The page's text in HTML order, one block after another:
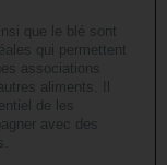
que le blé sont
qui permettent
associations
aliments. Il
de les
avec des